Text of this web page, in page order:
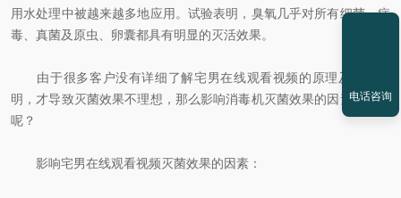
用水处理中被越来越多地应用。试验表明，臭氧几乎对所有细菌、病
毒、真菌及原虫、卵囊都具有明显的灭活效果。
由于很多客户没有详细了解宅男在线观看视频的原理及使用说
明，才导致灭菌效果不理想，那么影响消毒机灭菌效果的因素是什么
呢？
影响宅男在线观看视频灭菌效果的因素：
电话咨询